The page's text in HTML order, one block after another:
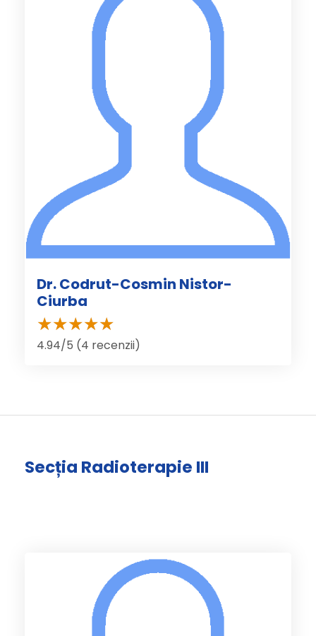
Dr. Codrut-Cosmin Nistor-
Ciurba
4.94/5 (4 recenzii)
Secția Radioterapie III